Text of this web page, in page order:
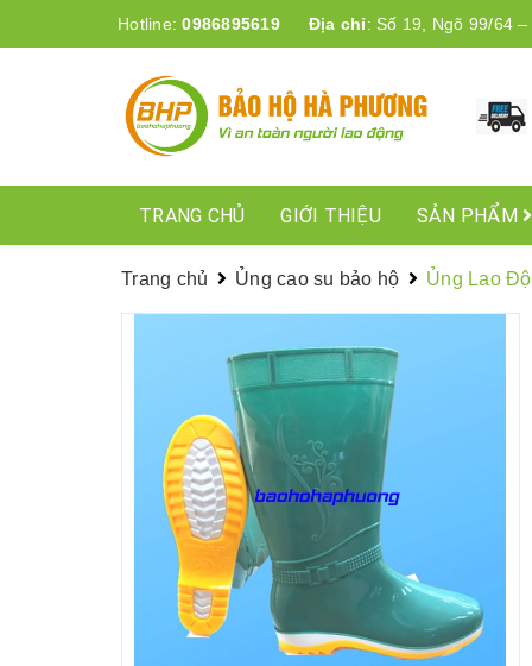
Hotline:0986895619 Địa chỉ: Số 19, Ngõ 99/64
TRANG CHỦ GIỚI THIỆU SẢN PHẨM
Trang chủ Ủng cao su bảo hộ Ủng Lao